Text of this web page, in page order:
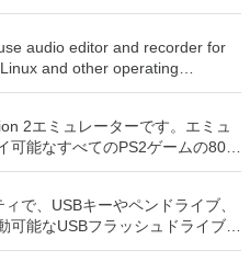
ユーティリティです。パーティシ
イブ用）、ディスク領域の管
ションテーブル（GPT）ディス
の解決を可能にします。 パーテ
ステムドライブを拡張するディ
ーパーティションをマージ分割パ
配するダイナミックディスクの変
audio editor and recorder for
and other operating
Convert
or CDs. Edit Ogg
splice or mix
Add new effects with LADSPA plug-ins. And more!
2エミュレーターです。エミュ
可能なすべてのPS2ゲームの80％
強力なコンピューターを所有して
ミュレーターです。また、この
ドコンピューターのサポートも提
ンソールのすべての所有者は、
ます。 PCSX2エミュレ
で、USBキーやペンドライブ、
可能なUSBフラッシュドライブを
のシナリオで